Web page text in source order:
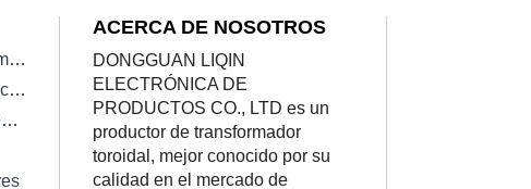
Transformadores de aislamiento
Transformadores automáticos
Transformadores Impermeables
ACERCA DE NOSOTROS
DONGGUAN LIQIN
ELECTRÓNICA DE
PRODUCTOS CO., LTD es un
productor de transformador
toroidal, mejor conocido por su
calidad en el mercado de